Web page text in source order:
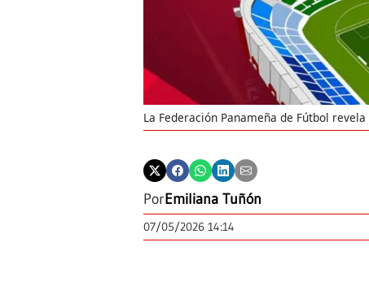
La Federación Panameña de Fútbol
PorEmiliana Tuñón
07/05/2026 14:14